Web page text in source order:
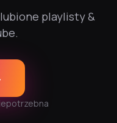
playlisty &